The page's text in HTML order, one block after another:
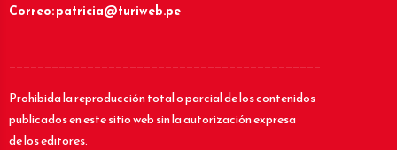
Correo: patricia@turiweb.pe
____________________________________________
Prohibida la reproducción total o parcial de los contenidos
publicados en este sitio web sin la autorización expresa
de los editores.